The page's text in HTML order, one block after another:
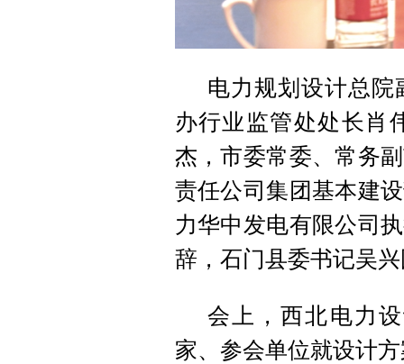
电力规划设计总
办行业监管处处长肖
杰，市委常委、常务
责任公司集团基本建
力华中发电有限公司
辞，石门县委书记吴
会上，西北电力
家、参会单位就设计